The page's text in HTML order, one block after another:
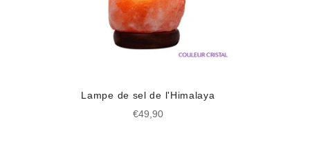
Lampe de sel de l'Himalaya
Prix
€49,90